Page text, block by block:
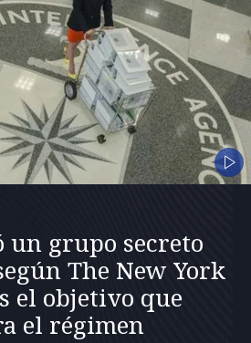
un grupo secreto
The New York
el objetivo que
el régimen